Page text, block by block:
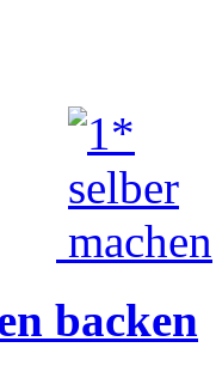
backen